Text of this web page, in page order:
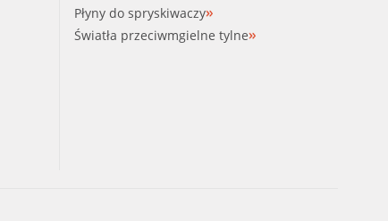
Płyny do spryskiwaczy
Światła przeciwmgielne tylne